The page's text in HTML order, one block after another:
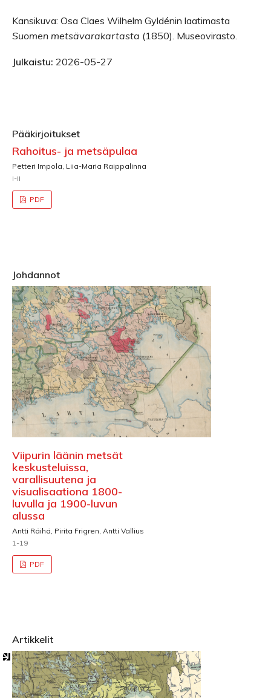
Kansikuva: Osa Claes Wilhelm Gyldénin laatimasta
Suomen metsävarakartasta (1850). Museovirasto.
Julkaistu: 2026-05-27
Pääkirjoitukset
Rahoitus- ja metsäpulaa
Petteri Impola, Liia-Maria Raippalinna
i-ii
PDF
Johdannot
Viipurin läänin metsät
keskusteluissa,
varallisuutena ja
visualisaationa 1800-
luvulla ja 1900-luvun
alussa
Antti Räihä, Pirita Frigren, Antti Vallius
1-19
PDF
Artikkelit